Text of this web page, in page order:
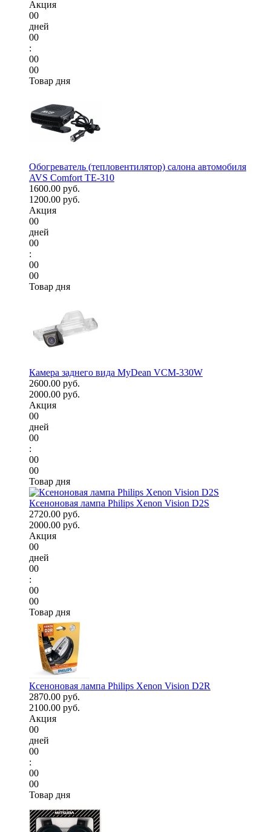
Акция
00
дней
00
:
00
00
Товар дня
Обогреватель (тепловентилятор) салона автомобиля
AVS Comfort TE-310
1600.00 руб.
1200.00 руб.
Акция
00
дней
00
:
00
00
Товар дня
Камера заднего вида MyDean VCM-330W
2600.00 руб.
2000.00 руб.
Акция
00
дней
00
:
00
00
Товар дня
Ксеноновая лампа Philips Xenon Vision D2S
2720.00 руб.
2000.00 руб.
Акция
00
дней
00
:
00
00
Товар дня
Ксеноновая лампа Philips Xenon Vision D2R
2870.00 руб.
2100.00 руб.
Акция
00
дней
00
:
00
00
Товар дня